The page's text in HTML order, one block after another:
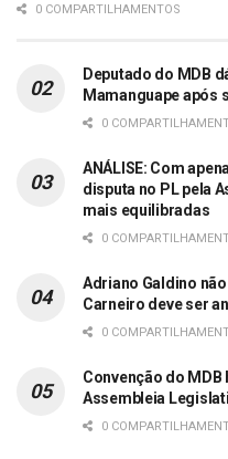
0 COMPARTILHAMENTOS
Deputado do MDB
Mamanguape após
0
ANÁLISE: Com
disputa no PL pela
mais equilibradas
0
Adriano Galdino
Carneiro deve ser
0
Convenção do
Assembleia
0